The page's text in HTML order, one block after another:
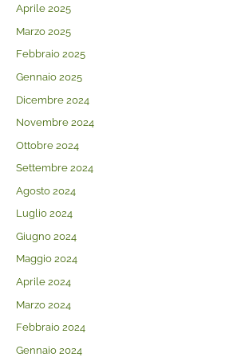
Aprile 2025
Marzo 2025
Febbraio 2025
Gennaio 2025
Dicembre 2024
Novembre 2024
Ottobre 2024
Settembre 2024
Agosto 2024
Luglio 2024
Giugno 2024
Maggio 2024
Aprile 2024
Marzo 2024
Febbraio 2024
Gennaio 2024